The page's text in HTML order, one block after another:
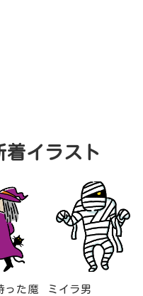
着イラスト
った魔
ミイラ男